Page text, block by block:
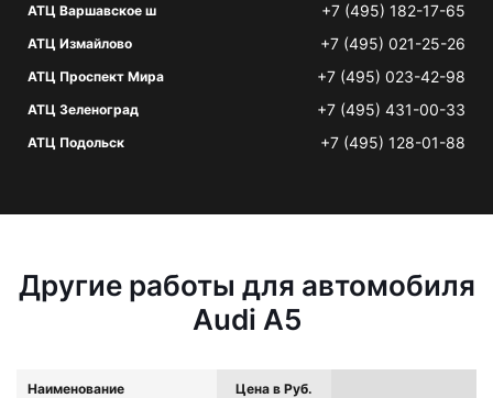
АТЦ Варшавское ш +7 (495) 182-17-65
АТЦ Измайлово +7 (495) 021-25-26
АТЦ Проспект Мира +7 (495) 023-42-98
АТЦ Зеленоград +7 (495) 431-00-33
АТЦ Подольск +7 (495) 128-01-88
Другие работы для автомобиля
Audi A5
Наименование Цена в Руб.